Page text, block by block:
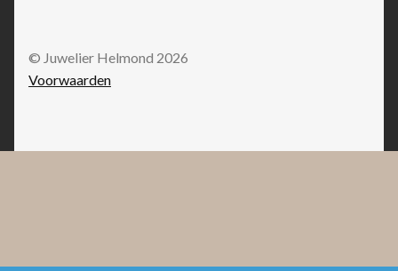
© Juwelier Helmond 2026
Voorwaarden